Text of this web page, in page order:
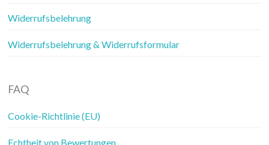
Widerrufsbelehrung
Widerrufsbelehrung & Widerrufsformular
FAQ
Cookie-Richtlinie (EU)
Echtheit von Bewertungen